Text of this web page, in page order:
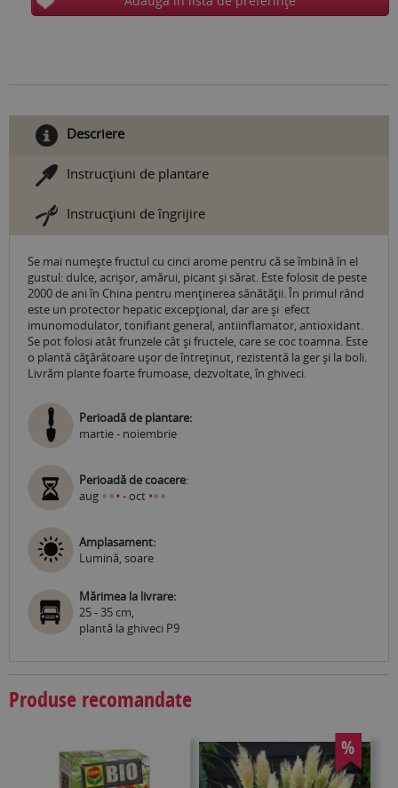
Descriere
Instrucţiuni de plantare
Instrucţiuni de îngrijire
Se mai numeşte fructul cu cinci arome pentru că se îmbină în el
gustul: dulce, acrişor, amărui, picant și sărat. Este folosit de peste
2000 de ani în China pentru menţinerea sănătăţii. În primul rând
este un protector hepatic excepţional, dar are și efect
imunomodulator, tonifiant general, antiinflamator, antioxidant.
Se pot folosi atât frunzele cât şi fructele, care se coc toamna. Este
o plantă căţărătoare uşor de întreţinut, rezistentă la ger şi la boli.
Livrăm plante foarte frumoase, dezvoltate, în ghiveci.
Perioadă de plantare:
martie - noiembrie
Perioadă de coacere:
aug •••- oct •••
Amplasament:
Lumină, soare
Mărimea la livrare:
25 - 35 cm,
plantă la ghiveci P9
Produse recomandate
%